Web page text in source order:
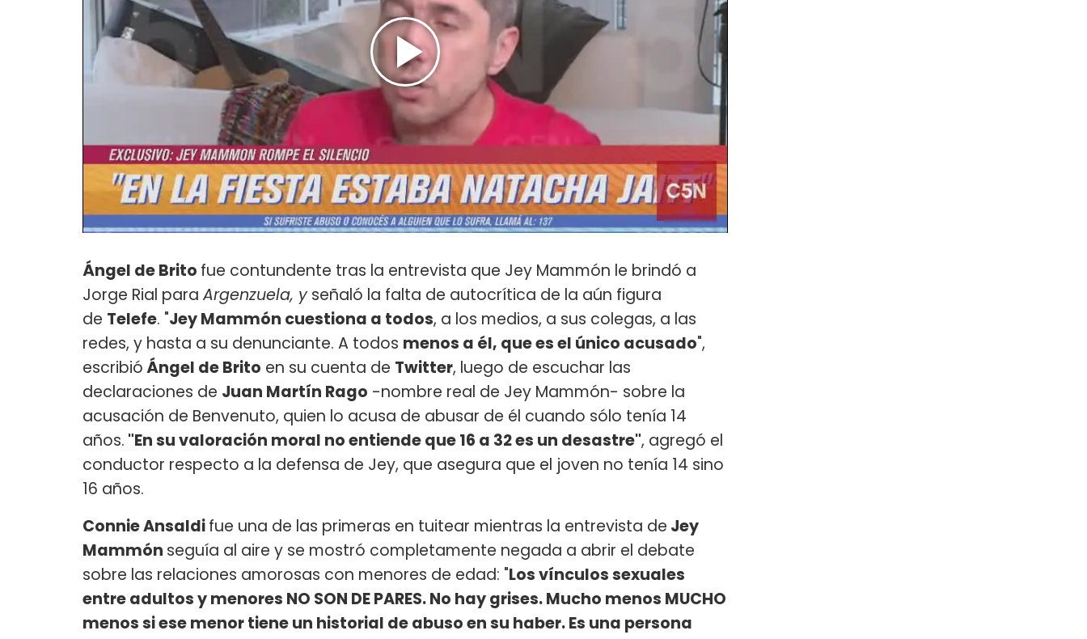
Ángel de Brito fue contundente tras la entrevista que Jey Mammón le brindó a
Jorge Rial paraArgenzuela, yseñaló la falta de autocrítica de la aún figura
de Telefe. "Jey Mammón cuestiona a todos, a los medios, a sus colegas, a las
redes, y hasta a su denunciante. A todos menos a él, que es el único acusado",
escribióÁngel de Brito en su cuenta de Twitter, luego de escuchar las
declaraciones de Juan Martín Rago -nombre real de Jey Mammón- sobre la
acusación de Benvenuto, quien lo acusa de abusar de él cuando sólo tenía 14
años. "En su valoración moral no entiende que 16 a 32 es un desastre", agregó el
conductor respecto a la defensa de Jey, que asegura que el joven no tenía 14 sino
16 años.
Connie Ansaldifue una de las primeras en tuitear mientras la entrevista de Jey
Mammón seguía al aire y se mostró completamente negada a abrir el debate
sobre las relaciones amorosas con menores de edad: "Los vínculos sexuales
entre adultos y menores NO SON DE PARES. No hay grises. Mucho menos MUCHO
menos si ese menor tiene un historial de abuso en su haber. Es una persona